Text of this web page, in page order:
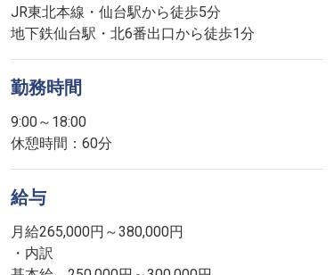
JR東北本線・仙台駅から徒歩5分
地下鉄仙台駅・北6番出口から徒歩1分
勤務時間
9:00～18:00
休憩時間：60分
給与
月給265,000円～380,000円
・内訳